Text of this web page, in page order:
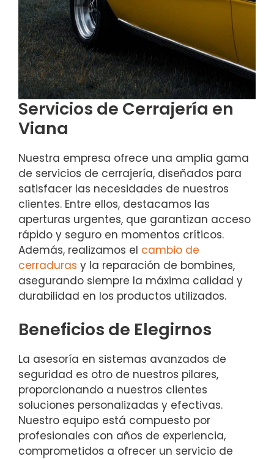
Servicios de Cerrajería en
Viana
Nuestra empresa ofrece una amplia gama
de servicios de cerrajería, diseñados para
satisfacer las necesidades de nuestros
clientes. Entre ellos, destacamos las
aperturas urgentes, que garantizan acceso
rápido y seguro en momentos críticos.
Además, realizamos el cambio de
cerraduras y la reparación de bombines,
asegurando siempre la máxima calidad y
durabilidad en los productos utilizados.
Beneficios de Elegirnos
La asesoría en sistemas avanzados de
seguridad es otro de nuestros pilares,
proporcionando a nuestros clientes
soluciones personalizadas y efectivas.
Nuestro equipo está compuesto por
profesionales con años de experiencia,
comprometidos a ofrecer un servicio de